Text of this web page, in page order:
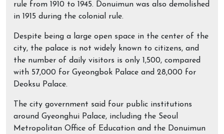
rule from 1910 to 1945. Donuimun was also demolished
in 1915 during the colonial rule.
Despite being a large open space in the center of the
city, the palace is not widely known to citizens, and
the number of daily visitors is only 1,500, compared
with 57,000 for Gyeongbok Palace and 28,000 for
Deoksu Palace.
The city government said four public institutions
around Gyeonghui Palace, including the Seoul
Metropolitan Office of Education and the Donuimun